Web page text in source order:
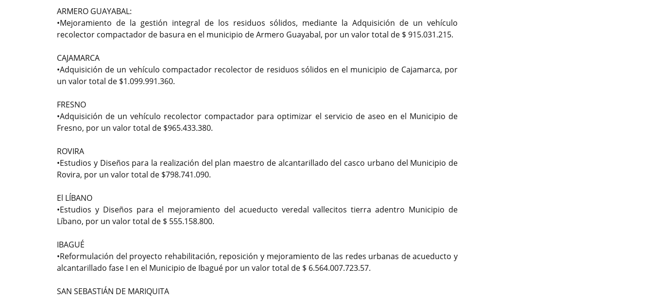
ARMERO GUAYABAL:
•Mejoramiento de la gestión integral de los residuos sólidos, mediante la Adquisición de un vehículo
recolector compactador de basura en el municipio de Armero Guayabal, por un valor total de $ 915.031.215.
CAJAMARCA
•Adquisición de un vehículo compactador recolector de residuos sólidos en el municipio de Cajamarca, por
un valor total de $1.099.991.360.
FRESNO
•Adquisición de un vehículo recolector compactador para optimizar el servicio de aseo en el Municipio de
Fresno, por un valor total de $965.433.380.
ROVIRA
•Estudios y Diseños para la realización del plan maestro de alcantarillado del casco urbano del Municipio de
Rovira, por un valor total de $798.741.090.
El LÍBANO
•Estudios y Diseños para el mejoramiento del acueducto veredal vallecitos tierra adentro Municipio de
Líbano, por un valor total de $ 555.158.800.
IBAGUÉ
•Reformulación del proyecto rehabilitación, reposición y mejoramiento de las redes urbanas de acueducto y
alcantarillado fase I en el Municipio de Ibagué por un valor total de $ 6.564.007.723.57.
SAN SEBASTIÁN DE MARIQUITA